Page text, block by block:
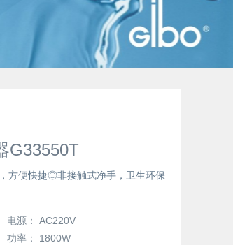
G33550T
方便快捷◎非接触式净手，卫生环保
电源：
AC220V
功率： 1800W